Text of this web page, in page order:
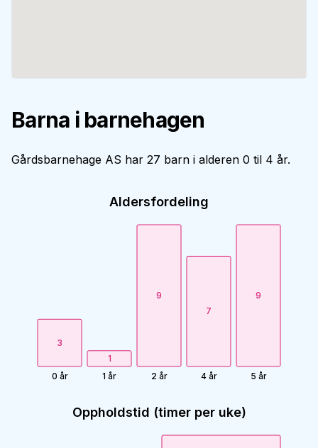
Barna i barnehagen
Gårdsbarnehage AS har 27 barn i alderen 0 til 4 år.
Aldersfordeling
3
0 år
1
1 år
9
2 år
7
4 år
9
5 år
Oppholdstid (timer per uke)